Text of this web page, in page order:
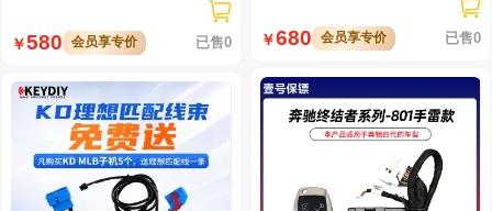
￥580 会员享专价 已售0 ￥680 会员享专价 已售0